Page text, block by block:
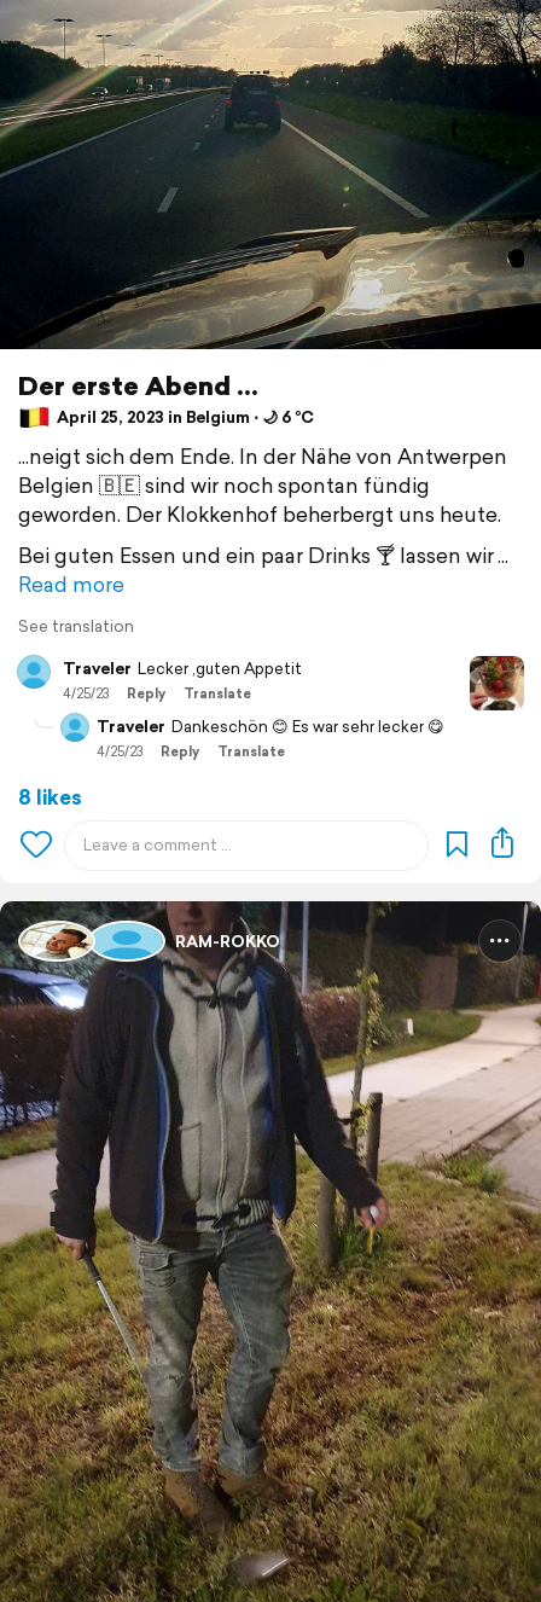
Der erste Abend ...
April 25, 2023 in Belgium ⋅ 🌙 6 °C
...neigt sich dem Ende. In der Nähe von Antwerpen
Belgien 🇧🇪 sind wir noch spontan fündig
geworden. Der Klokkenhof beherbergt uns heute.
Bei guten Essen und ein paar Drinks 🍸 lassen wir
Read more
See translation
Traveler Lecker ,guten Appetit
4/25/23 Reply Translate
Traveler Dankeschön 😊 Es war sehr lecker 😋
4/25/23 Reply Translate
8 likes
RAM-ROKKO